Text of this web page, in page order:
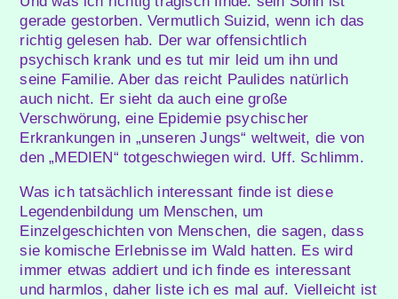
gerade gestorben. Vermutlich Suizid, wenn ich das
richtig gelesen hab. Der war offensichtlich
psychisch krank und es tut mir leid um ihn und
seine Familie. Aber das reicht Paulides natürlich
auch nicht. Er sieht da auch eine große
Verschwörung, eine Epidemie psychischer
Erkrankungen in „unseren Jungs“ weltweit, die von
den „MEDIEN“ totgeschwiegen wird. Uff. Schlimm.
Was ich tatsächlich interessant finde ist diese
Legendenbildung um Menschen, um
Einzelgeschichten von Menschen, die sagen, dass
sie komische Erlebnisse im Wald hatten. Es wird
immer etwas addiert und ich finde es interessant
und harmlos, daher liste ich es mal auf. Vielleicht ist